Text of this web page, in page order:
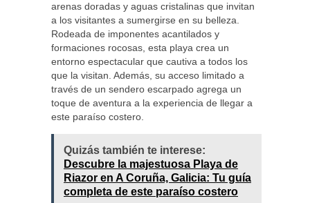
arenas doradas y aguas cristalinas que invitan
a los visitantes a sumergirse en su belleza.
Rodeada de imponentes acantilados y
formaciones rocosas, esta playa crea un
entorno espectacular que cautiva a todos los
que la visitan. Además, su acceso limitado a
través de un sendero escarpado agrega un
toque de aventura a la experiencia de llegar a
este paraíso costero.
Quizás también te interese:
Descubre la majestuosa Playa de
Riazor en A Coruña, Galicia: Tu guía
completa de este paraíso costero